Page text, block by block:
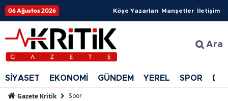
06 Ağustos 2026 Köşe Yazarları Manşetler İletişim
Ara
SİYASET EKONOMİ GÜNDEM YEREL SPOR
Gazete Kritik Spor